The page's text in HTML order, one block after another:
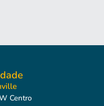
Centro